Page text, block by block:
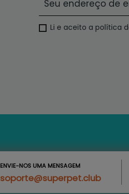
Li e aceito a política
ENVIE-NOS UMA MENSAGEM
soporte@superpet.club